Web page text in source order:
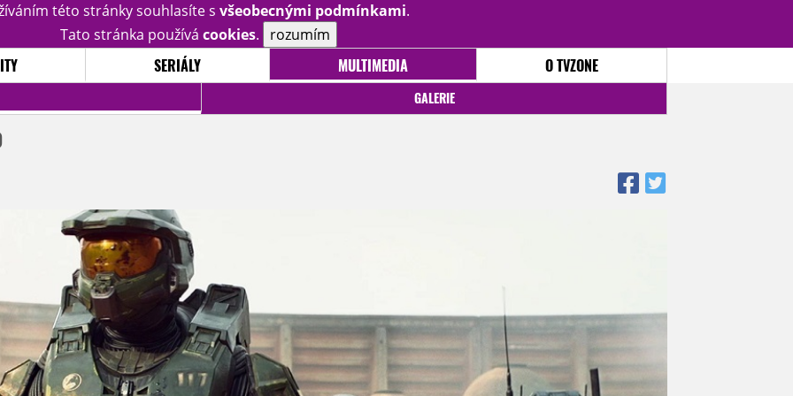
této stránky souhlasíte s všeobecnými podmínkami.
Tato stránka používá cookies. rozumím
SERIÁLY MULTIMEDIA O TVZONE
GALERIE